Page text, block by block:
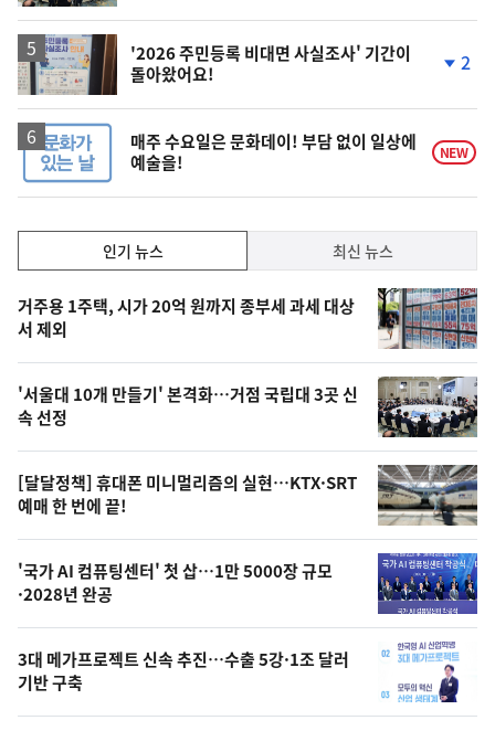
'2026 주민등록 비대면 사실조사' 기간이
돌아왔어요!
하
락
2
매주 수요일은 문화데이! 부담 없이 일상에
예술을!
NEW
기,
최
신,
오
늘
의
영
상
오
의
사
진
인기 뉴스 최신 뉴스
인
기
뉴
스
거주용 1주택, 시가 20억 원까지 종부세 과세 대상
서 제외
'서울대 10개 만들기' 본격화…거점 국립대 3곳 신
속 선정
[달달정책] 휴대폰 미니멀리즘의 실현…KTX·SRT
예매 한 번에 끝!
'국가 AI 컴퓨팅센터' 첫 삽…1만 5000장 규모
·2028년 완공
3대 메가프로젝트 신속 추진…수출 5강·1조 달러
기반 구축